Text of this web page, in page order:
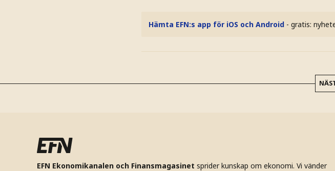
Hämta EFN:s app för iOS och Android - gratis:
EFN Ekonomikanalen och Finansmagasinet sprider kunskap om ekonomi. Vi vänder